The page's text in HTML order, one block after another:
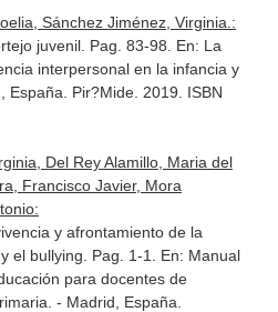
Sánchez Jiménez, Virginia.:
juvenil. Pag. 83-98. En: La
interpersonal en la infancia y
España. Pir?Mide. 2019. ISBN
Del Rey Alamillo, Maria del
Francisco Javier, Mora
y afrontamiento de la
el bullying. Pag. 1-1. En: Manual
para docentes de
. - Madrid, España.